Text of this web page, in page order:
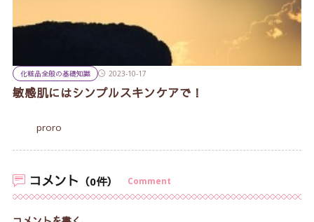
化粧品全般の基礎知識 2023-10-17
敏感肌にはシンプルスキンケアで！
proro
コメント （0件） Comment